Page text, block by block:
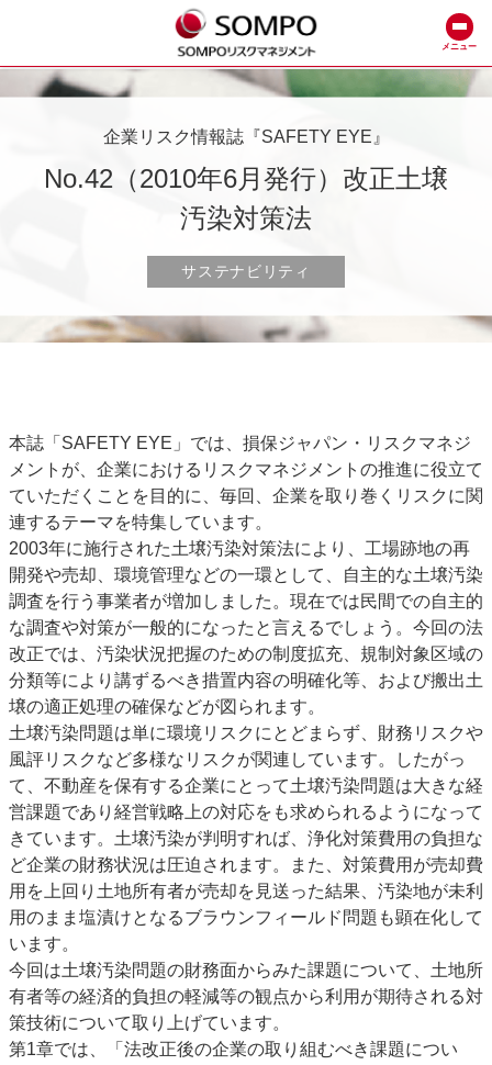
メニュー
企業リスク情報誌『SAFETY EYE』
No.42（2010年6月発行）改正土壌
汚染対策法
サステナビリティ
本誌「SAFETY EYE」では、損保ジャパン・リスクマネジ
メントが、企業におけるリスクマネジメントの推進に役立て
ていただくことを目的に、毎回、企業を取り巻くリスクに関
連するテーマを特集しています。
2003年に施行された土壌汚染対策法により、工場跡地の再
開発や売却、環境管理などの一環として、自主的な土壌汚染
調査を行う事業者が増加しました。現在では民間での自主的
な調査や対策が一般的になったと言えるでしょう。今回の法
改正では、汚染状況把握のための制度拡充、規制対象区域の
分類等により講ずるべき措置内容の明確化等、および搬出土
壌の適正処理の確保などが図られます。
土壌汚染問題は単に環境リスクにとどまらず、財務リスクや
風評リスクなど多様なリスクが関連しています。したがっ
て、不動産を保有する企業にとって土壌汚染問題は大きな経
営課題であり経営戦略上の対応をも求められるようになって
きています。土壌汚染が判明すれば、浄化対策費用の負担な
ど企業の財務状況は圧迫されます。また、対策費用が売却費
用を上回り土地所有者が売却を見送った結果、汚染地が未利
用のまま塩漬けとなるブラウンフィールド問題も顕在化して
います。
今回は土壌汚染問題の財務面からみた課題について、土地所
有者等の経済的負担の軽減等の観点から利用が期待される対
策技術について取り上げています。
第1章では、「法改正後の企業の取り組むべき課題につい